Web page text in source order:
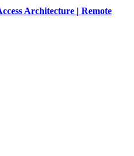
Architecture | Remote